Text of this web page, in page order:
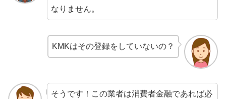
なりません。
KMKはその登録をしていないの？
そうです！この業者は消費者金融であれば必